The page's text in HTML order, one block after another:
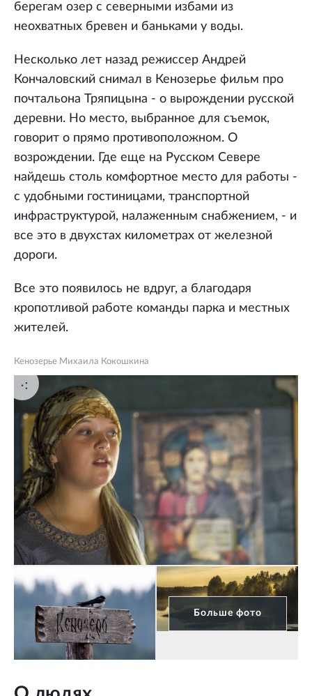
берегам озер c северными избами из
неохватных бревен и баньками у воды.
Несколько лет назад режиссер Андрей
Кончаловский снимал в Кенозерье фильм про
почтальона Тряпицына - о вырождении русской
деревни. Но место, выбранное для съемок,
говорит о прямо противоположном. О
возрождении. Где еще на Русском Севере
найдешь столь комфортное место для работы -
с удобными гостиницами, транспортной
инфраструктурой, налаженным снабжением, - и
все это в двухстах километрах от железной
дороги.
Все это появилось не вдруг, а благодаря
кропотливой работе команды парка и местных
жителей.
Кенозерье Михаила Кокошкина
Больше фото